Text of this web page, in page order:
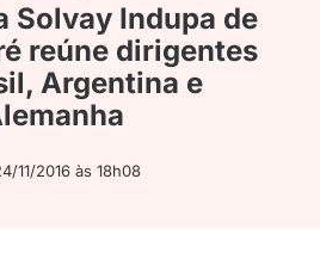
Solvay Indupa de
reúne dirigentes
Argentina e
11/2016 às 18h08